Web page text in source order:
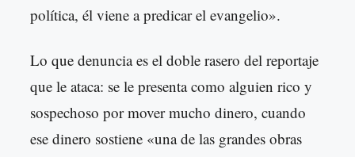
política, él viene a predicar el evangelio».
Lo que denuncia es el doble rasero del reportaje
que le ataca: se le presenta como alguien rico y
sospechoso por mover mucho dinero, cuando
ese dinero sostiene «una de las grandes obras